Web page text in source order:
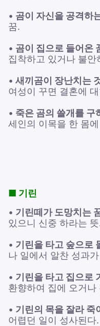
• 곰이 자신을 공격하
꿈.
• 곰이 집으로 들어온
집착하고 있거나 불
• 새끼곰이 장난치는
여성이 꾸면 결혼에
• 죽은 곰의 쓸개를 구
세인의 이목을 한 몸
■ 기린
• 기린떼가 도망치는
있으니 신중 하라는
• 기린을 타고 숲으로
나 일에서 알찬 성과
• 기린을 타고 집으로
환향하여 집에 오거나
• 기린의 목을 잘라 죽
어렵던 일이 성사된다.